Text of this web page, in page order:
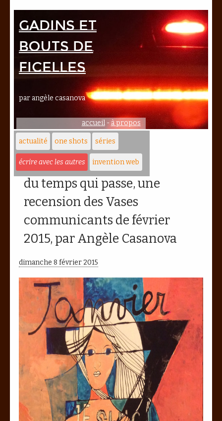
Gadins et
bouts de
ficelles
par angèle casanova
accueil-à propos
actualité one shots séries
écrire avec les autres invention web
du temps qui passe, une
recension des Vases
communicants de février
2015, par Angèle Casanova
dimanche 8 février 2015